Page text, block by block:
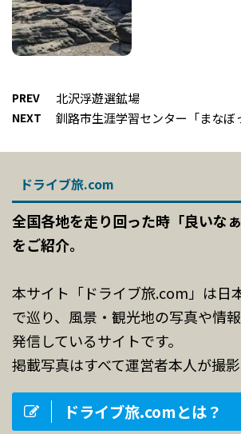
PREV 北沢浮遊選鉱場
NEXT 釧路市生涯学習センター「まなぼ
ドライブ旅.com
全国各地を走り回った時「良いな
をご紹介。
本サイト「ドライブ旅.com」は日
で巡り、風景・観光地の写真や情
発信しているサイトです。
掲載写真はすべて運営者本人が撮影
ドライブ旅.comとは？